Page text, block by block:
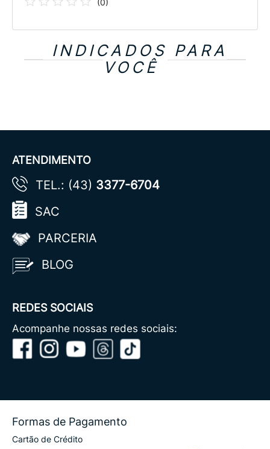
(0)
INDICADOS PARA
VOCÊ
ATENDIMENTO
TEL.: (43) 3377-6704
SAC
PARCERIA
BLOG
REDES SOCIAIS
Acompanhe nossas redes sociais:
Formas de Pagamento
Cartão de Crédito